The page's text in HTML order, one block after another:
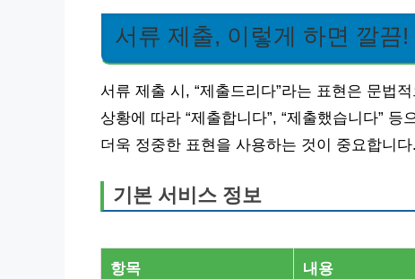
서류 제출, 이렇게 하면 깔끔!
서류 제출 시, “제출드리다”라는 표현은 문법
상황에 따라 “제출합니다”, “제출했습니다”
더욱 정중한 표현을 사용하는 것이 중요합니다.
기본 서비스 정보
항목 내용